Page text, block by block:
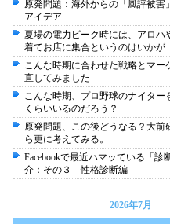
原発問題：海外からの「風評被害
アイデア
夏場の電力ピーク時には、アロハ
着てお店に集合というのはいかが
こんな時期に合わせた戦略とマー
直してみました
こんな時期、プロ野球のナイター
くらいいるのだろう？
原発問題、この後どうなる？大前
ら更に考えてみる。
Facebookで最近ハマッている「診
介：その３ 性格診断編
2026年7月